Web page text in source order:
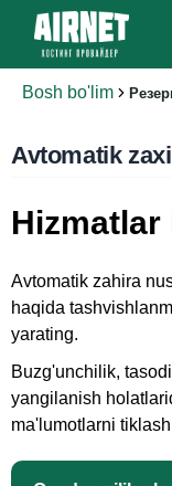
Bosh bo'lim
Avtomatik
Hizmatlar
Avtomatik zahira
haqida
yarating.
Buzg'unchilik,
yangilanish
ma'lumotlarni
A
Onlayn chat
Telefon